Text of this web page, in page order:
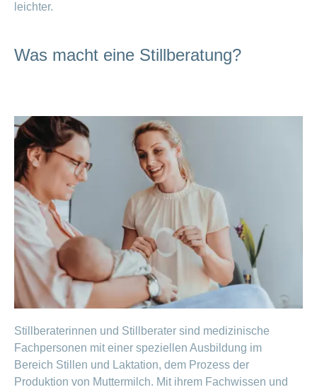
leichter.
Was macht eine Stillberatung?
Stillberaterinnen und Stillberater sind medizinische
Fachpersonen mit einer speziellen Ausbildung im
Bereich Stillen und Laktation, dem Prozess der
Produktion von Muttermilch. Mit ihrem Fachwissen und